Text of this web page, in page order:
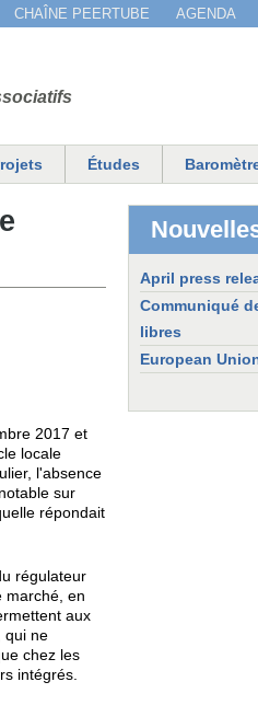
CHAÎNE PEERTUBE AGENDA
Études
2017 et
locale
l'absence
sur
répondait
régulateur
marché, en
aux
qui ne
chez les
intégrés.
April press
Communiqué
libres
European